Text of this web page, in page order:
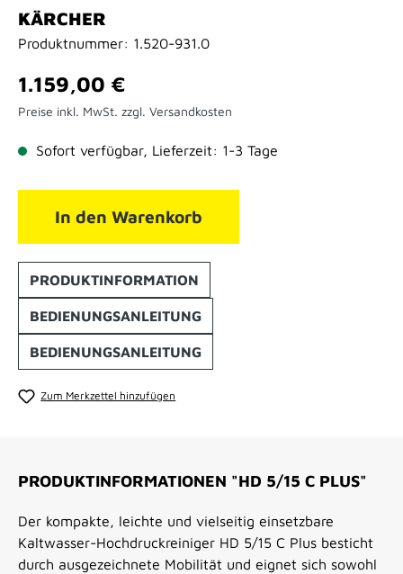
KÄRCHER
Produktnummer: 1.520-931.0
Regulärer Preis:
1.159,00 €
Preise inkl. MwSt. zzgl. Versandkosten
Sofort verfügbar, Lieferzeit: 1-3 Tage
In den Warenkorb
PRODUKTINFORMATION
BEDIENUNGSANLEITUNG
BEDIENUNGSANLEITUNG
Zum Merkzettel hinzufügen
PRODUKTINFORMATIONEN "HD 5/15 C PLUS"
Der kompakte, leichte und vielseitig einsetzbare
Kaltwasser-Hochdruckreiniger HD 5/15 C Plus besticht
durch ausgezeichnete Mobilität und eignet sich sowohl